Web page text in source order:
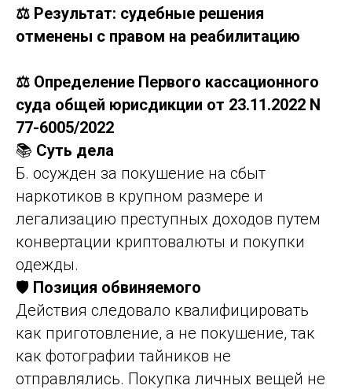
⚖️ Результат: судебные решения
отменены с правом на реабилитацию
⚖️ Определение Первого кассационного
суда общей юрисдикции от 23.11.2022 N
77-6005/2022
📚 Суть дела
Б. осужден за покушение на сбыт
наркотиков в крупном размере и
легализацию преступных доходов путем
конвертации криптовалюты и покупки
одежды.
🛡️ Позиция обвиняемого
Действия следовало квалифицировать
как приготовление, а не покушение, так
как фотографии тайников не
отправлялись. Покупка личных вещей не